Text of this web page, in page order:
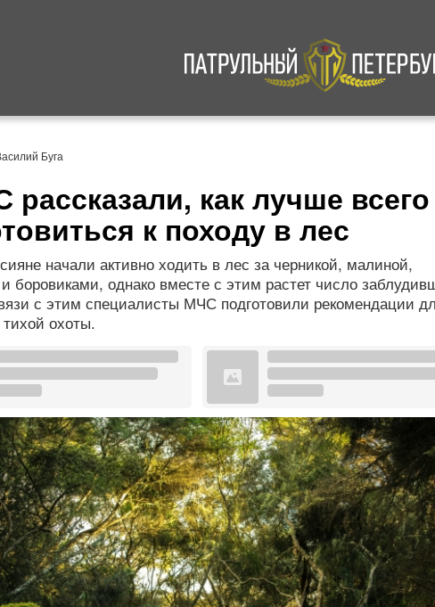
Буга
как лучше всего
к походу в лес
начали активно ходить в лес за черникой, малиной,
боровиками, однако вместе с этим растет число
с этим специалисты МЧС подготовили рекомендации
охоты.